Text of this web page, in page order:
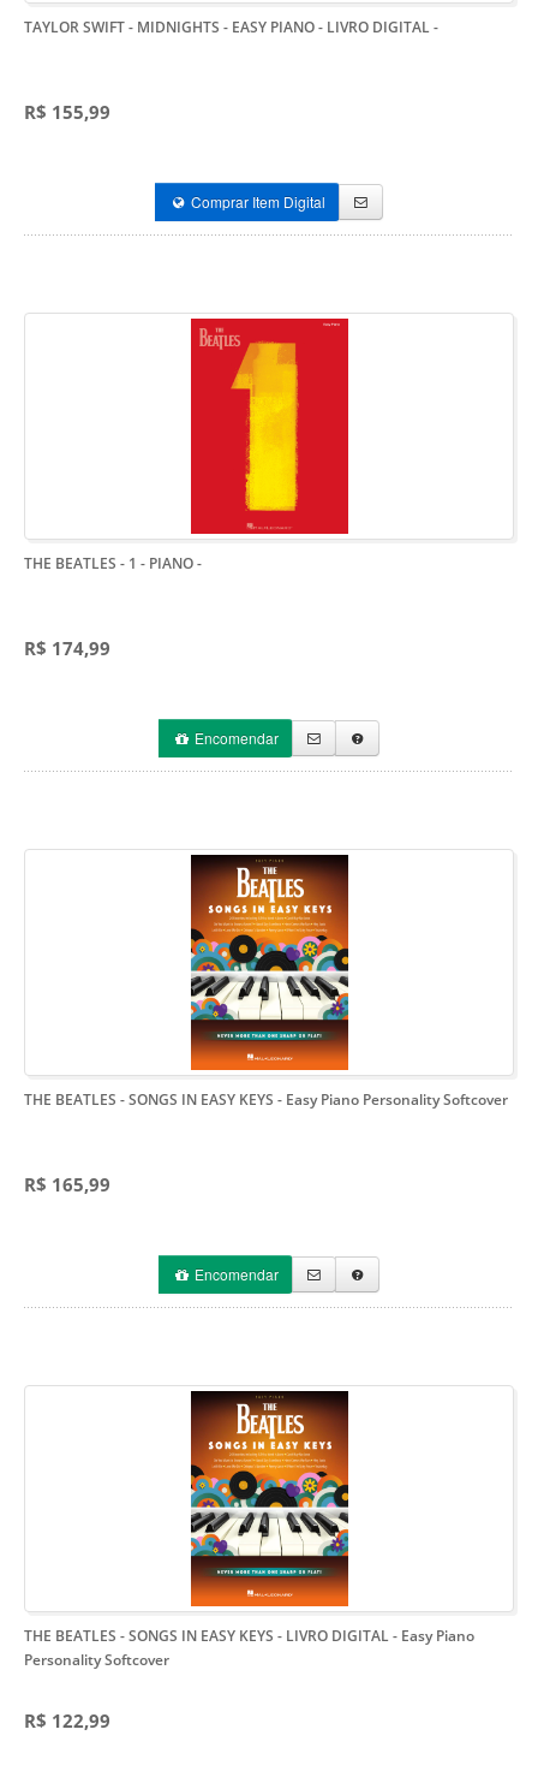
TAYLOR SWIFT - MIDNIGHTS - EASY PIANO - LIVRO DIGITAL-
R$ 155,99
Comprar Item Digital
THE BEATLES - 1 - PIANO-
R$ 174,99
Encomendar
THE BEATLES - SONGS IN EASY KEYS - Easy Piano Personality Softcover
R$ 165,99
Encomendar
THE BEATLES - SONGS IN EASY KEYS - LIVRO DIGITAL- Easy Piano
Personality Softcover
R$ 122,99